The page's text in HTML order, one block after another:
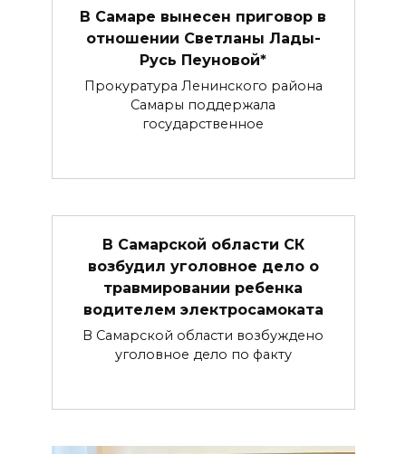
В Самаре вынесен приговор в
отношении Светланы Лады-
Русь Пеуновой*
Прокуратура Ленинского района
Самары поддержала
государственное
В Самарской области СК
возбудил уголовное дело о
травмировании ребенка
водителем электросамоката
В Самарской области возбуждено
уголовное дело по факту